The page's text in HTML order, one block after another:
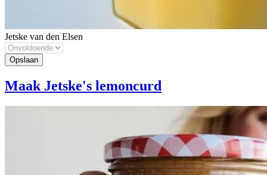
Jetske van den Elsen
Maak Jetske's lemoncurd